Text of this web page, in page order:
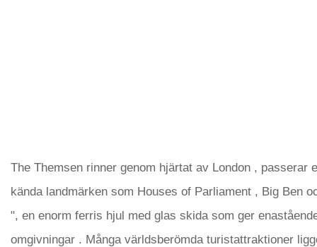
The Themsen rinner genom hjärtat av London , passerar
kända landmärken som Houses of Parliament , Big Ben
", en enorm ferris hjul med glas skida som ger
omgivningar . Många världsberömda turistattraktioner